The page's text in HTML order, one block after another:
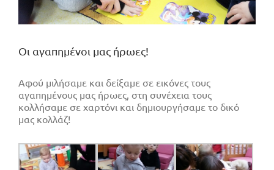
Οι αγαπημένοι μας ήρωες!
Αφού μιλήσαμε και δείξαμε σε εικόνες τους
αγαπημένους μας ήρωες, στη συνέχεια τους
κολλήσαμε σε χαρτόνι και δημιουργήσαμε το δικό
μας κολλάζ!